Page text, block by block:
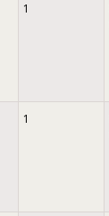
1
1